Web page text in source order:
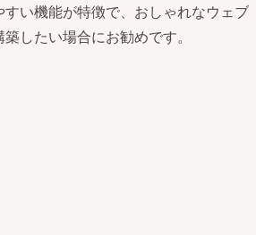
い機能が特徴で、おしゃれなウェブ
したい場合にお勧めです。